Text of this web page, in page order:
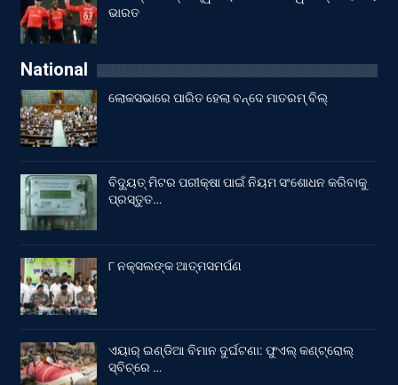
ଭାରତ
National
ଲୋକସଭାରେ ପାରିତ ହେଲା ବନ୍ଦେ ମାତରମ୍‌ ବିଲ୍‌
ବିଦ୍ୟୁତ୍ ମିଟର ପରୀକ୍ଷା ପାଇଁ ନିୟମ ସଂଶୋଧନ କରିବାକୁ
ପ୍ରସ୍ତୁତ…
୮ ନକ୍ସଲଙ୍କ ଆତ୍ମସମର୍ପଣ
ଏୟାର୍ ଇଣ୍ଡିଆ ବିମାନ ଦୁର୍ଘଟଣା: ଫୁଏଲ୍‌ କଣ୍ଟ୍ରୋଲ୍‌
ସ୍ବିଚ୍‌ରେ …